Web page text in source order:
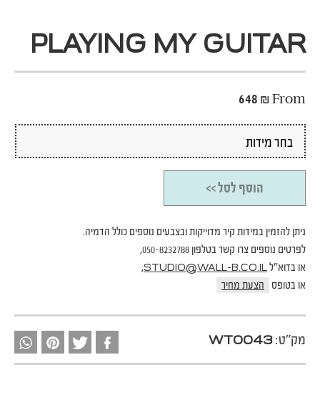
PLAYING MY GUITAR
From
648 ₪
הוסף לסל >>
ניתן להזמין במידות קיר מדוייקות ובצבעים נוספים כולל הדמיה.
לפרטים נוספים צרו קשר בטלפון 050-8232788,
או בדוא"לSTUDIO@WALL-B.CO.IL
,
או בטופס
הצעת מחיר
מק"ט:WT0043